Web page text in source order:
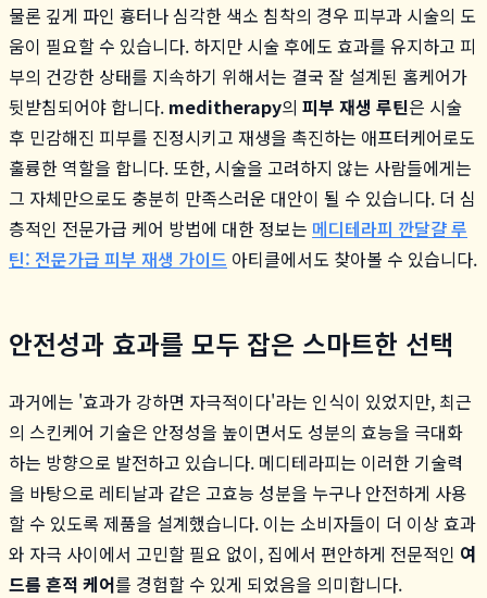
물론 깊게 파인 흉터나 심각한 색소 침착의 경우 피부과 시술의 도
움이 필요할 수 있습니다. 하지만 시술 후에도 효과를 유지하고 피
부의 건강한 상태를 지속하기 위해서는 결국 잘 설계된 홈케어가
뒷받침되어야 합니다. meditherapy의 피부 재생 루틴은 시술
후 민감해진 피부를 진정시키고 재생을 촉진하는 애프터케어로도
훌륭한 역할을 합니다. 또한, 시술을 고려하지 않는 사람들에게는
그 자체만으로도 충분히 만족스러운 대안이 될 수 있습니다. 더 심
층적인 전문가급 케어 방법에 대한 정보는 메디테라피 깐달걀 루
틴: 전문가급 피부 재생 가이드 아티클에서도 찾아볼 수 있습니다.
안전성과 효과를 모두 잡은 스마트한 선택
과거에는 '효과가 강하면 자극적이다'라는 인식이 있었지만, 최근
의 스킨케어 기술은 안정성을 높이면서도 성분의 효능을 극대화
하는 방향으로 발전하고 있습니다. 메디테라피는 이러한 기술력
을 바탕으로 레티날과 같은 고효능 성분을 누구나 안전하게 사용
할 수 있도록 제품을 설계했습니다. 이는 소비자들이 더 이상 효과
와 자극 사이에서 고민할 필요 없이, 집에서 편안하게 전문적인 여
드름 흔적 케어를 경험할 수 있게 되었음을 의미합니다.